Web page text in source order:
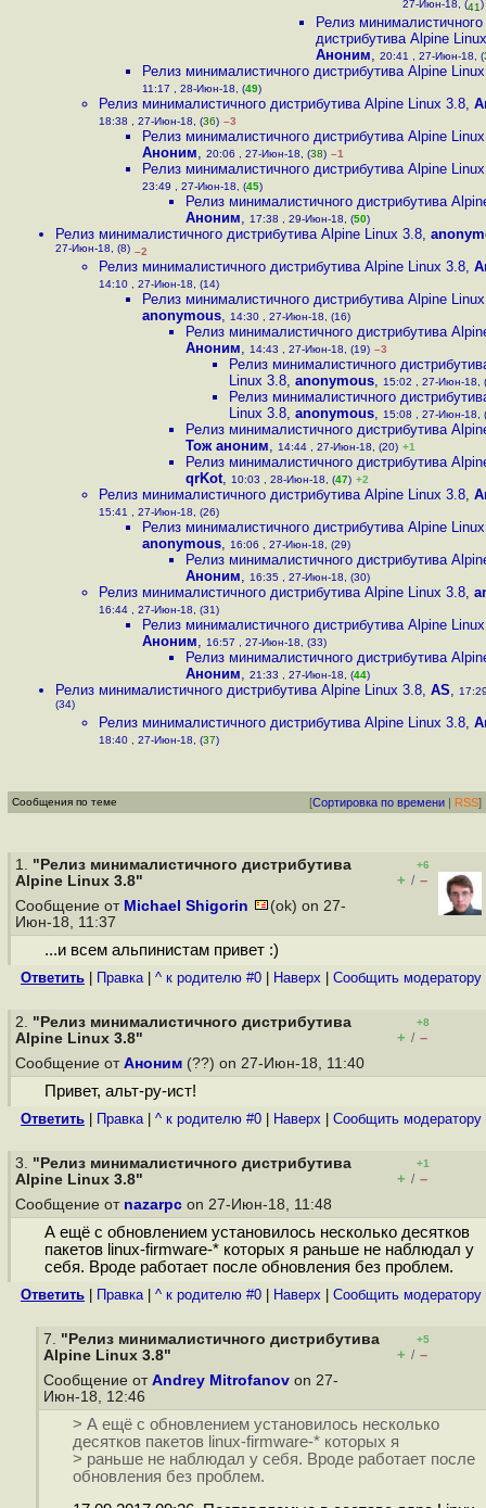
27-Июн-18, (41)
Релиз минималистичного
дистрибутива Alpine
Аноним, 20:41 , 27-Июн-18, (
Релиз минималистичного дистрибутива Alpine
11:17 , 28-Июн-18, (49)
Релиз минималистичного дистрибутива Alpine Linux 3.8,
18:38 , 27-Июн-18, (36) –3
Релиз минималистичного дистрибутива Alpine
Аноним, 20:06 , 27-Июн-18, (38) –1
Релиз минималистичного дистрибутива Alpine
23:49 , 27-Июн-18, (45)
Релиз минималистичного дистрибутива
Аноним, 17:38 , 29-Июн-18, (50)
Релиз минималистичного дистрибутива Alpine Linux 3.8,
27-Июн-18, (8) –2
Релиз минималистичного дистрибутива Alpine Linux 3.8,
14:10 , 27-Июн-18, (14)
Релиз минималистичного дистрибутива Alpine
anonymous, 14:30 , 27-Июн-18, (16)
Релиз минималистичного дистрибутива
Аноним, 14:43 , 27-Июн-18, (19) –3
Релиз минималистичного
Linux 3.8, anonymous, 15:02 , 27-Июн-18,
Релиз минималистичного
Linux 3.8, anonymous, 15:08 , 27-Июн-18,
Релиз минималистичного дистрибутива
Тож аноним, 14:44 , 27-Июн-18, (20) +1
Релиз минималистичного дистрибутива
qrKot, 10:03 , 28-Июн-18, (47) +2
Релиз минималистичного дистрибутива Alpine Linux 3.8,
15:41 , 27-Июн-18, (26)
Релиз минималистичного дистрибутива Alpine
anonymous, 16:06 , 27-Июн-18, (29)
Релиз минималистичного дистрибутива
Аноним, 16:35 , 27-Июн-18, (30)
Релиз минималистичного дистрибутива Alpine Linux 3.8,
16:44 , 27-Июн-18, (31)
Релиз минималистичного дистрибутива Alpine
Аноним, 16:57 , 27-Июн-18, (33)
Релиз минималистичного дистрибутива
Аноним, 21:33 , 27-Июн-18, (44)
Релиз минималистичного дистрибутива Alpine Linux 3.8, AS,
(34)
Релиз минималистичного дистрибутива Alpine Linux 3.8,
18:40 , 27-Июн-18, (37)
Сообщения по теме [Сортировка по времени | RSS]
1. "Релиз минималистичного дистрибутива
Alpine Linux 3.8"
+6
+ / –
Сообщение от Michael Shigorin
(ok) on 27-
Июн-18, 11:37
...и всем альпинистам привет :)
Ответить Правка| ^ к родителю #0 Наверх Cообщить модератору
2. "Релиз минималистичного дистрибутива
Alpine Linux 3.8"
+8
+ / –
Сообщение от Аноним (??) on 27-Июн-18, 11:40
Привет, альт-ру-ист!
Ответить Правка| ^ к родителю #0 Наверх Cообщить модератору
3. "Релиз минималистичного дистрибутива
Alpine Linux 3.8"
+1
+ / –
Сообщение от nazarpc on 27-Июн-18, 11:48
А ещё с обновлением установилось несколько десятков
пакетов linux-firmware-* которых я раньше не наблюдал у
себя. Вроде работает после обновления без проблем.
Ответить Правка| ^ к родителю #0 Наверх Cообщить модератору
7. "Релиз минималистичного дистрибутива
Alpine Linux 3.8"
+5
+ / –
Сообщение от Andrey Mitrofanov on 27-
Июн-18, 12:46
> А ещё с обновлением установилось несколько
десятков пакетов linux-firmware-* которых я
> раньше не наблюдал у себя. Вроде работает после
обновления без проблем.